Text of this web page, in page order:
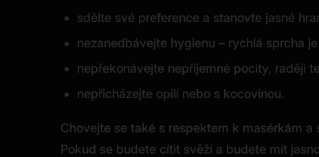
sdělte své preference a stanovte jasné
nezanedbávejte hygienu – rychlá sprcha
nepřekonávejte nepříjemné pocity, raději
nepřicházejte opilí nebo s kocovinou.
Chovejte se také s respektem k masérkám
Pokud se budete cítit svěží a budete mít